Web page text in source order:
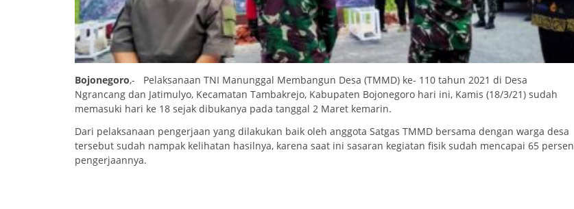
Bojonegoro,- Pelaksanaan TNI Manunggal Membangun Desa (TMMD) ke- 110 tahun 2021 di Desa
Ngrancang dan Jatimulyo, Kecamatan Tambakrejo, Kabupaten Bojonegoro hari ini, Kamis (18/3/21) sudah
memasuki hari ke 18 sejak dibukanya pada tanggal 2 Maret kemarin.
Dari pelaksanaan pengerjaan yang dilakukan baik oleh anggota Satgas TMMD bersama dengan warga desa
tersebut sudah nampak kelihatan hasilnya, karena saat ini sasaran kegiatan fisik sudah mencapai 65 persen
pengerjaannya.